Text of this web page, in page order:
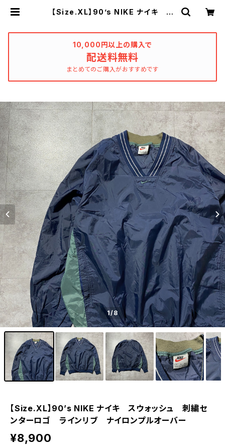
【Size.XL】90’s NIKE ナイキ ス
d_clothing_katharsis
10,000円以上の購入で
配送料無料
まとめてのご購入がおすすめです
1/8
【Size.XL】90’s NIKE ナイキ スウォッシュ 刺繍セ
ンターロゴ ラインリブ ナイロンプルオーバー
¥8,900